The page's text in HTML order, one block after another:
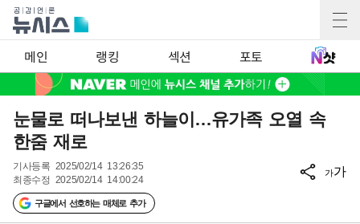
메인 랭킹 섹션 포토
눈물로 떠나보낸 하늘이…유가족 오열 속
한줌 재로
기사등록 2025/02/14 13:26:35
최종수정 2025/02/14 14:00:24
구글에서 선호하는 매체로 추가
가가